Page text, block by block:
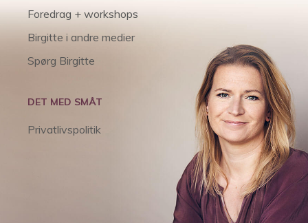
Foredrag + workshops
Birgitte i andre medier
Spørg Birgitte
DET MED SMÅT
Privatlivspolitik